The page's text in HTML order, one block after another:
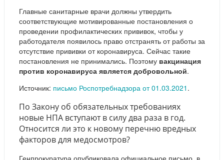
Главные санитарные врачи должны утвердить
соответствующие мотивированные постановления о
проведении профилактических прививок, чтобы у
работодателя появилось право отстранять от работы за
отсутствие прививки от коронавируса. Сейчас такие
постановления не принимались. Поэтому вакцинация
против коронавируса является добровольной.
Источник: письмо Роспотребнадзора от 01.03.2021 .
По Закону об обязательных требованиях
новые НПА вступают в силу два раза в год.
Относится ли это к новому перечню вредных
факторов для медосмотров?